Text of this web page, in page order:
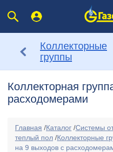
Коллекторные
группы
Коллекторная
расходомерами
Главная /Каталог /Системы
теплый пол /Коллекторные
на 9 выходов с